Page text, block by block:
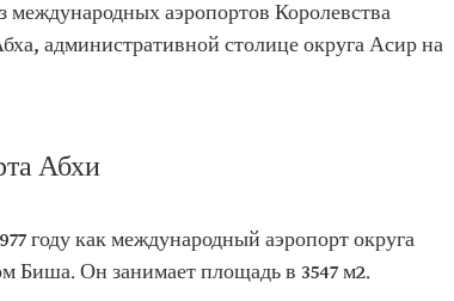
международных аэропортов Королевства
административной столице округа Асир на
Абхи
году как международный аэропорт округа
Биша. Он занимает площадь в 3547 м2.